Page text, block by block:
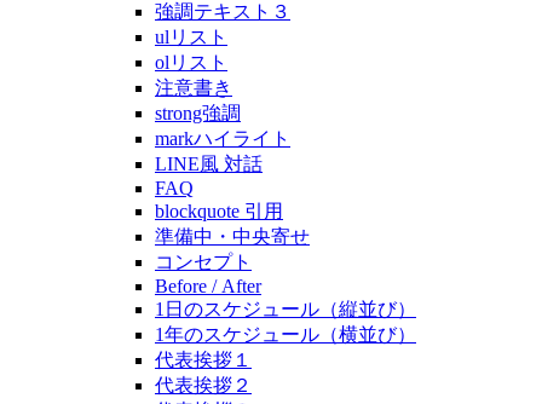
強調テキスト３
ulリスト
olリスト
注意書き
strong強調
markハイライト
LINE風 対話
FAQ
blockquote 引用
準備中・中央寄せ
コンセプト
Before / After
1日のスケジュール（縦並び）
1年のスケジュール（横並び）
代表挨拶１
代表挨拶２